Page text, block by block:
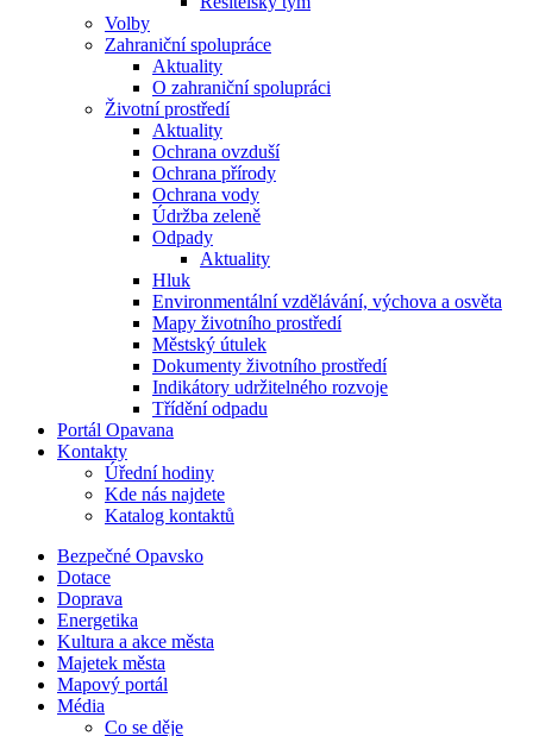
Volby
Zahraniční spolupráce
Aktuality
O zahraniční spolupráci
Životní prostředí
Aktuality
Ochrana ovzduší
Ochrana přírody
Ochrana vody
Údržba zeleně
Odpady
Aktuality
Hluk
Environmentální vzdělávání, výchova a osvěta
Mapy životního prostředí
Městský útulek
Dokumenty životního prostředí
Indikátory udržitelného rozvoje
Třídění odpadu
Portál Opavana
Kontakty
Úřední hodiny
Kde nás najdete
Katalog kontaktů
Bezpečné Opavsko
Dotace
Doprava
Energetika
Kultura a akce města
Majetek města
Mapový portál
Média
Co se děje